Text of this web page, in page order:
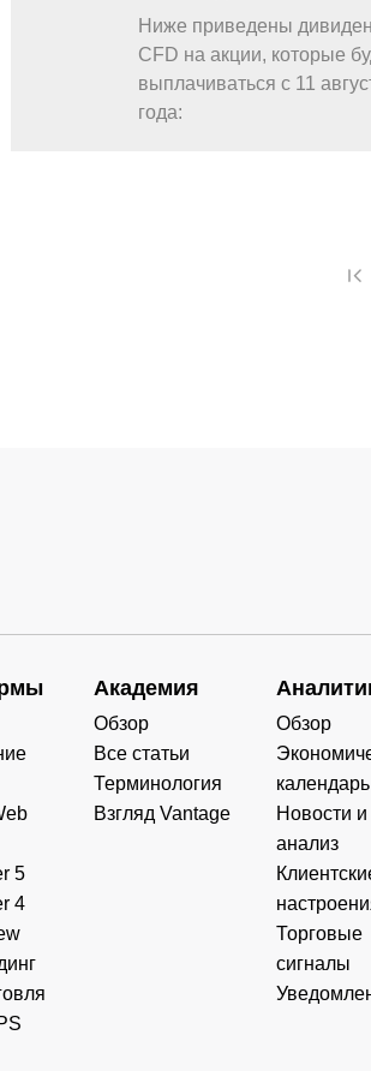
Ниже приведены
CFD на акции, которые
выплачиваться с 11
года:
5
4
Академия
Обзор
Все статьи
Терминология
Взгляд Vantage
Обзор
календарь
Новости и
анализ
Торговые
сигналы